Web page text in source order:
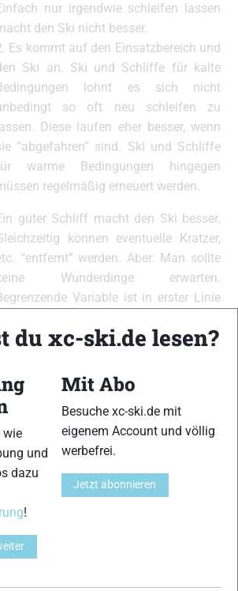
nur irgendwie schleifen lassen
den Ski nicht besser.
Es kommt auf den Einsatzbereich und
Ski an. Ski und Schliffe für kalte
lohnt es sich nicht
so oft neu schleifen zu
Diese laufen eher besser, wenn
“abgefahren” sind. Ski und Schliffe
warme Bedingungen hingegen
regelmäßig erneuert werden.
guter Schliff macht den Ski besser.
können eventuelle Kratzer,
“entfernt” werden. Aber: Man sollte
Wunderdinge erwarten.
Variable ist in erster Linie
wenn sie in Laufrichtung
man allgemein denkt. Sie tun eher dem
oder der Psyche des Läufers weh
Anders sieht es bei tiefen Riefen in
aus.
Thomas
P.S. Du scheinst ein “Läufer” zu sein!?
Angabe “3:30 Schnitt pro km” klingt
sehr nach Läufer 😉 Skilangläufer
eigentlich nicht mit solchen
du xc-ski.de lesen?
wie
und
dazu
!
Mit Abo
Besuche xc-ski.de mit
eigenem Account und völlig
werbefrei.
Jetzt abonnieren